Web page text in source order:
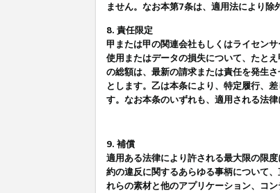
ません。なお本第7条は、適用法により除
8. 責任限定
甲または甲の関連会社もしくはライセン
使用またはデータの損失について、たと
の総額は、最新の請求または責任を発生
とします。乙は本条により、特定履行、
す。なお本条のいずれも、適用される法
9. 補償
適用ある法律により許される最大限の限
約の違反に関するあらゆる事柄について
れらの素材と他のアプリケーション、コ